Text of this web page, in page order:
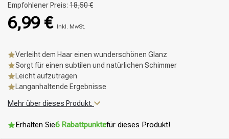
Empfohlener Preis: 18,50 €
6,99 € Inkl. MwSt.
Verleiht dem Haar einen wunderschönen Glanz
Sorgt für einen subtilen und natürlichen Schimmer
Leicht aufzutragen
Langanhaltende Ergebnisse
Mehr über dieses Produkt.
Erhalten Sie6 Rabattpunktefür dieses Produkt!